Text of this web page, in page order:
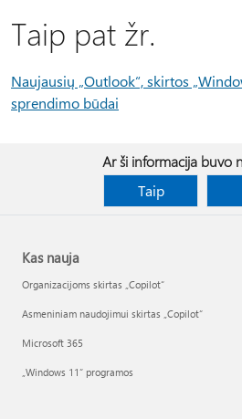
Taip pat žr.
Naujausių „Outlook“, skirtos
sprendimo būdai
Ar ši informacija buvo
Taip
Kas nauja
Organizacijoms skirtas „Copilot“
Asmeniniam naudojimui skirtas „Copilot“
Microsoft 365
„Windows 11“ programos